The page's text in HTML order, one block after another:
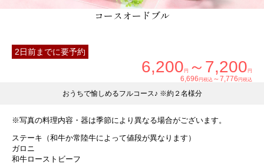
コースオードブル
2日前までに要予約
6,200 円 ～7,200 円
6,696 円税込 ～7,776 円税込
おうちで愉しめるフルコース♪ ※約２名様分
※写真の料理内容・器は季節により異なる場合がございます。
ステーキ（和牛か常陸牛によって値段が異なります）
ガロニ
和牛ローストビーフ